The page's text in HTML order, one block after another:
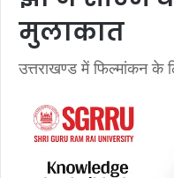
मुलाकात
उत्तराखण्ड में फिल्मांकन के